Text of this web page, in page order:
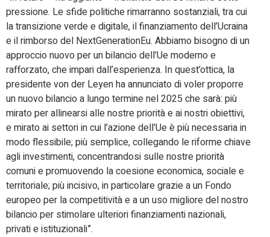
pressione. Le sfide politiche rimarranno sostanziali, tra cui
la transizione verde e digitale, il finanziamento dell’Ucraina
e il rimborso del NextGenerationEu. Abbiamo bisogno di un
approccio nuovo per un bilancio dell’Ue moderno e
rafforzato, che impari dall’esperienza. In quest’ottica, la
presidente von der Leyen ha annunciato di voler proporre
un nuovo bilancio a lungo termine nel 2025 che sarà: più
mirato per allinearsi alle nostre priorità e ai nostri obiettivi,
e mirato ai settori in cui l’azione dell’Ue è più necessaria in
modo flessibile; più semplice, collegando le riforme chiave
agli investimenti, concentrandosi sulle nostre priorità
comuni e promuovendo la coesione economica, sociale e
territoriale; più incisivo, in particolare grazie a un Fondo
europeo per la competitività e a un uso migliore del nostro
bilancio per stimolare ulteriori finanziamenti nazionali,
privati e istituzionali”.